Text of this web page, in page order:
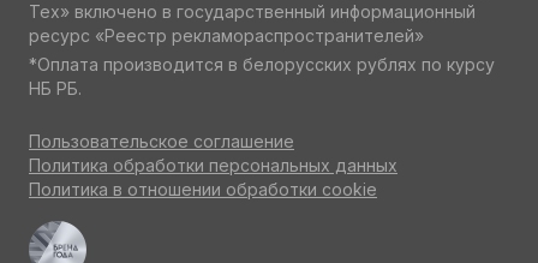
Тех» включено в государственный информационный
ресурс «Реестр рекламораспространителей»
*Оплата производится в белорусских рублях по курсу
НБ РБ.
Пользовательское соглашение
Политика обработки персональных данных
Политика в отношении обработки cookie